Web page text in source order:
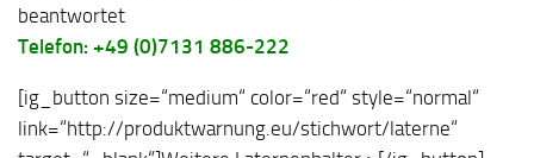
beantwortet
Telefon: +49 (0)7131 886-222
[ig_button size=“medium“ color=“red“ style=“normal“
link=“http://produktwarnung.eu/stichwort/laterne“